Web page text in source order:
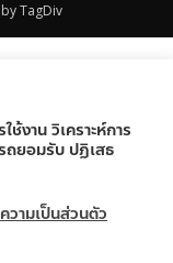
TagDiv
งาน วิเคราะห์การ
ถยอมรับ ปฏิเสธ
วามเป็นส่วนตัว